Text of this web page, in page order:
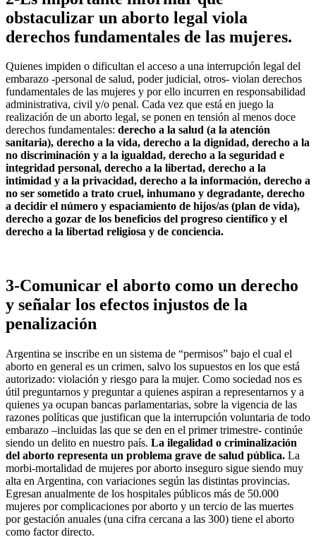
obstaculizar un aborto legal viola
derechos fundamentales de las mujeres.
Quienes impiden o dificultan el acceso a una interrupción legal del
embarazo -personal de salud, poder judicial, otros- violan derechos
fundamentales de las mujeres y por ello incurren en responsabilidad
administrativa, civil y/o penal. Cada vez que está en juego la
realización de un aborto legal, se ponen en tensión al menos doce
derechos fundamentales: derecho a la salud (a la atención
sanitaria), derecho a la vida, derecho a la dignidad, derecho a la
no discriminación y a la igualdad, derecho a la seguridad e
integridad personal, derecho a la libertad, derecho a la
intimidad y a la privacidad, derecho a la información, derecho a
no ser sometido a trato cruel, inhumano y degradante, derecho
a decidir el número y espaciamiento de hijos/as (plan de vida),
derecho a gozar de los beneficios del progreso científico y el
derecho a la libertad religiosa y de conciencia.
3-Comunicar el aborto como un derecho
y señalar los efectos injustos de la
penalización
Argentina se inscribe en un sistema de “permisos” bajo el cual el
aborto en general es un crimen, salvo los supuestos en los que está
autorizado: violación y riesgo para la mujer. Como sociedad nos es
útil preguntarnos y preguntar a quienes aspiran a representarnos y a
quienes ya ocupan bancas parlamentarias, sobre la vigencia de las
razones políticas que justifican que la interrupción voluntaria de todo
embarazo –incluidas las que se den en el primer trimestre- continúe
siendo un delito en nuestro país. La ilegalidad o criminalización
del aborto representa un problema grave de salud pública. La
morbi-mortalidad de mujeres por aborto inseguro sigue siendo muy
alta en Argentina, con variaciones según las distintas provincias.
Egresan anualmente de los hospitales públicos más de 50.000
mujeres por complicaciones por aborto y un tercio de las muertes
por gestación anuales (una cifra cercana a las 300) tiene el aborto
como factor directo.